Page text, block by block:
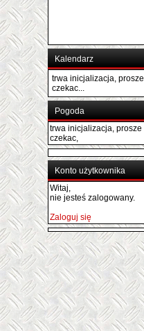
Kalendarz
trwa inicjalizacja, prosze
czekac...
Pogoda
trwa inicjalizacja, prosze
czekac,
Konto użytkownika
Witaj,
nie jesteś zalogowany.
Zaloguj się